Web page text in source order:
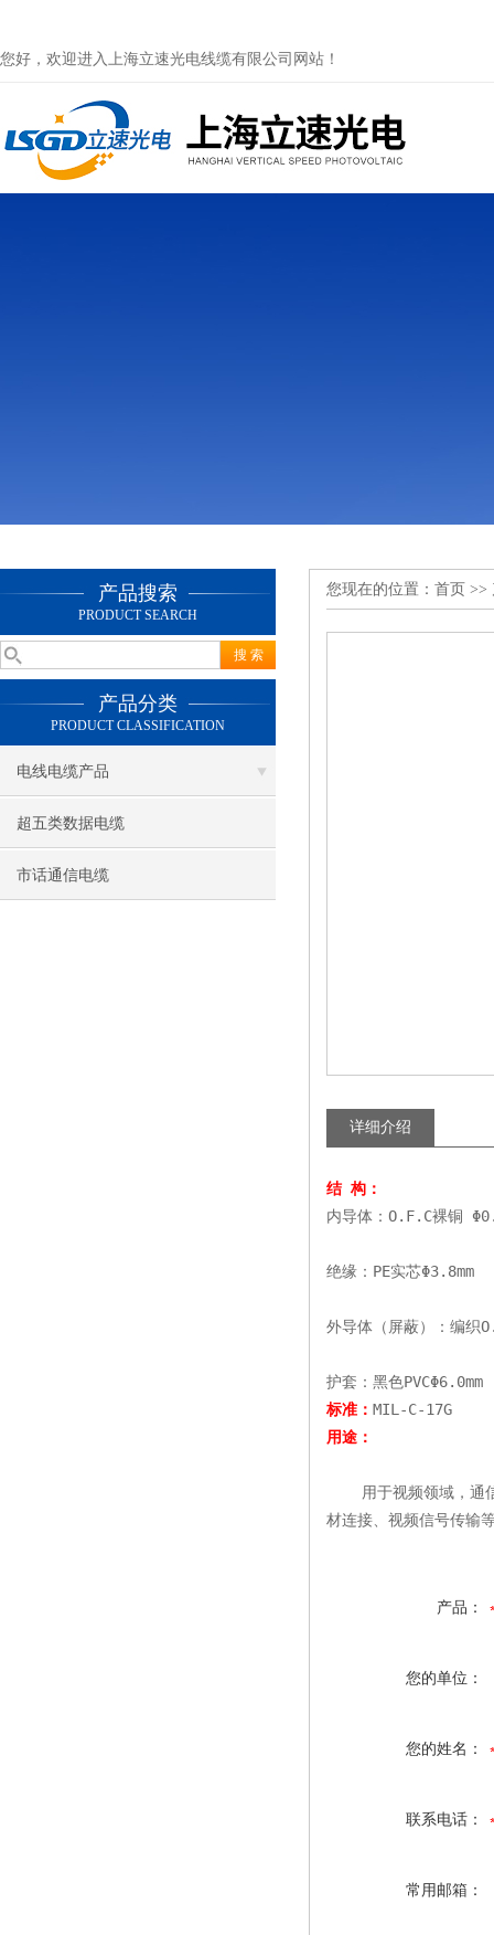
您好，欢迎进入上海立速光电线缆有限公司网站！
产品搜索
PRODUCT SEARCH
产品分类
PRODUCT CLASSIFICATION
电线电缆产品
超五类数据电缆
市话通信电缆
您现在的位置： 首页 >>
详细介绍
结 构：
内导体：O.F.C裸铜
绝缘：PE实芯Φ3.8mm
外导体（屏蔽）：编织
护套：黑色PVCΦ6.0mm
标准： MIL-C-17G
用途：
用于视频领域，通信
材连接、视频信号传输
产品：
您的单位：
您的姓名：
联系电话：
常用邮箱：